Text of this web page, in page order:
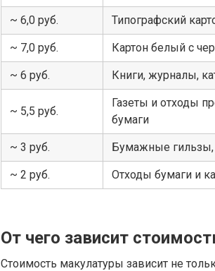
~ 6,0 руб. Типографский
~ 7,0 руб. Картон белый с
~ 6 руб. Книги, журналы,
~ 5,5 руб.
Газеты и отходы
бумаги
~ 3 руб. Бумажные гильзы,
~ 2 руб. Отходы бумаги и
От чего зависит
Стоимость макулатуры зависит не